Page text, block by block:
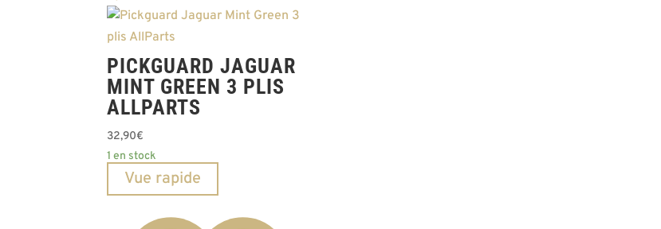
PICKGUARD JAGUAR
MINT GREEN 3 PLIS
ALLPARTS
32,90€
1 en stock
Vue rapide